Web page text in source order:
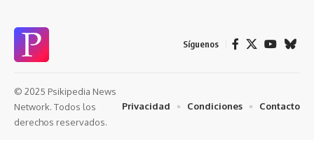
Síguenos
© 2025 Psikipedia News
Network. Todos los
derechos reservados.
Privacidad Condiciones Contacto